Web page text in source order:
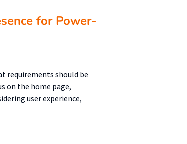
for Power-
requirements should be
on the home page,
user experience,